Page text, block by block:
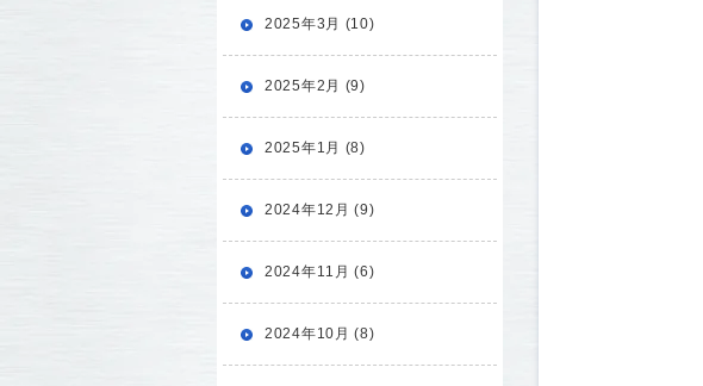
2025年3月 (10)
2025年2月 (9)
2025年1月 (8)
2024年12月 (9)
2024年11月 (6)
2024年10月 (8)